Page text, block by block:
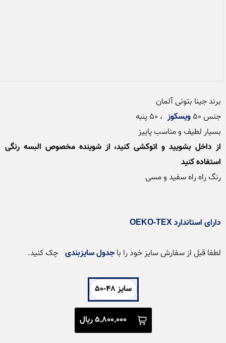
سایز 48-50
5,800,000 ریال
جنس 50
ویسکوز
بسیار لطیف و مناسب پاییز
استفاده کنید
دارای استاندارد OEKO-TEX
لطفا قبل از سفارش سایز خود را با جدول سایزبندی چک کنید.